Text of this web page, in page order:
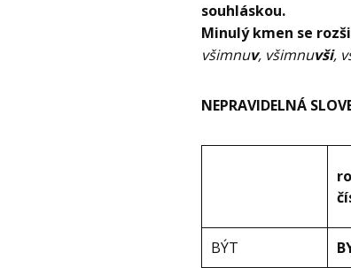
souhláskou.
Minulý kmen se
všimnuv, všimnuvši,
NEPRAVIDELNÁ
BÝT